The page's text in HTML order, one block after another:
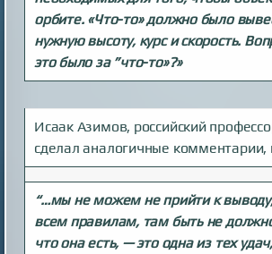
орбите. «Что-то» должно было
нужную высоту, курс и скорость.
это было за ”что-то»?»
Исаак Азимов, российский
сделал аналогичные комментарии,
“…мы не можем не прийти к
всем правилам, там быть не
что она есть, — это одна из тех